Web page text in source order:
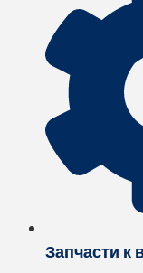
Запчасти